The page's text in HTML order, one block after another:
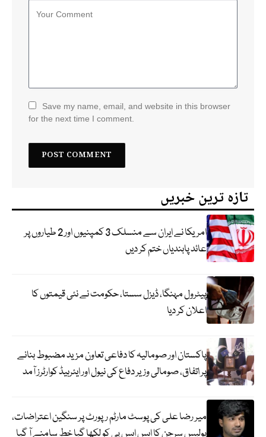
Save my name, email, and website in this browser
for the next time I comment.
تازہ ترین خبریں
امریکا نے ایران سے منسلک 3 کمپنیوں اور 2 طیاروں پر
عائد پابندیاں ختم کر دیں
پیٹرول مہنگا، ڈیزل سستا، حکومت نے نئی قیمتوں کا
اعلان کر دیا
پاکستان اور صومالیہ کا دفاعی تعاون مزید مضبوط بنانے
پر اتفاق، صومالی وزیر دفاع کی نیول اور ایئرہیڈ کوارٹرز آمد
میر رضا علی کی پوسٹ مارٹم رپورٹ پر سنگین اعتراضات،
پولیس سرجن کا ایس ایس پی کو لکھا گیا خط سامنے آ گیا